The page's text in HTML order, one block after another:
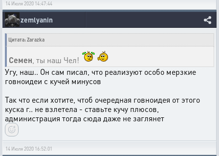
14 Июля 2020 14:47:44
zemlyanin
Цитата: Zarazka
Семен , ты наш Чел!
Угу, наш.. Он сам писал, что реализуют особо мерзкие
говноидеи с кучей минусов
Так что если хотите, чтоб очередная говноидея от этого
куска г.. не взлетела - ставьте кучу плюсов,
администрация тогда сюда даже не заглянет
14 Июля 2020 16:52:01